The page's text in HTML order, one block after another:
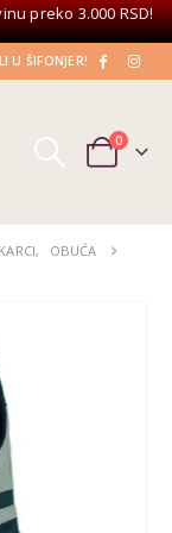
preko 3.000 RSD!
U ŠIFONJER!
0
,
OBUĆA